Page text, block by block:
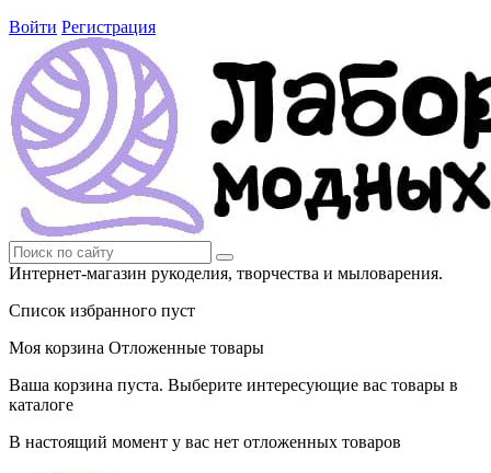
Войти Регистрация
Интернет-магазин рукоделия, творчества и мыловарения.
Список избранного пуст
Моя корзина Отложенные товары
Ваша корзина пуста. Выберите интересующие вас товары в
каталоге
В настоящий момент у вас нет отложенных товаров